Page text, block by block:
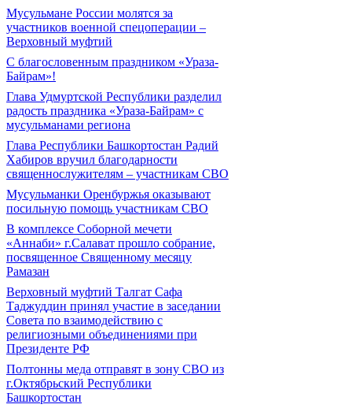
Мусульмане России молятся за
участников военной спецоперации –
Верховный муфтий
С благословенным праздником «Ураза-
Байрам»!
Глава Удмуртской Республики разделил
радость праздника «Ураза-Байрам» с
мусульманами региона
Глава Республики Башкортостан Радий
Хабиров вручил благодарности
священнослужителям – участникам СВО
Мусульманки Оренбуржья оказывают
посильную помощь участникам СВО
В комплексе Соборной мечети
«Аннаби» г.Салават прошло собрание,
посвященное Священному месяцу
Рамазан
Верховный муфтий Талгат Сафа
Таджуддин принял участие в заседании
Совета по взаимодействию с
религиозными объединениями при
Президенте РФ
Полтонны меда отправят в зону СВО из
г.Октябрьский Республики
Башкортостан